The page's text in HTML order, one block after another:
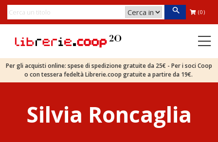
(0)
Per gli acquisti online: spese di spedizione gratuite da 25€ - Per i soci Coop
o con tessera fedeltà Librerie.coop gratuite a partire da 19€.
Silvia Roncaglia